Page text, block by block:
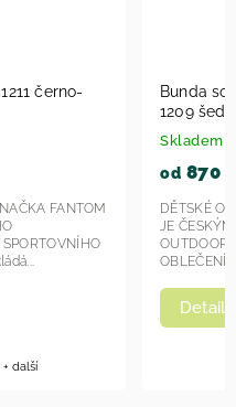
BUN
2026
FANTOM
SPORTOVNÍHO
si...
+ další
Bunda
melír+
Skladem
od815
Detail
DĚTSKÉ
JE